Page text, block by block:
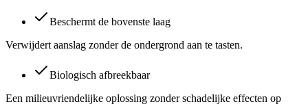
Beschermt de bovenste laag
Verwijdert aanslag zonder de ondergrond aan te tasten.
Biologisch afbreekbaar
Een milieuvriendelijke oplossing zonder schadelijke effecten op